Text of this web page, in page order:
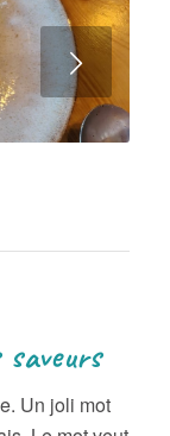
3 4 5 6
Un joli mot